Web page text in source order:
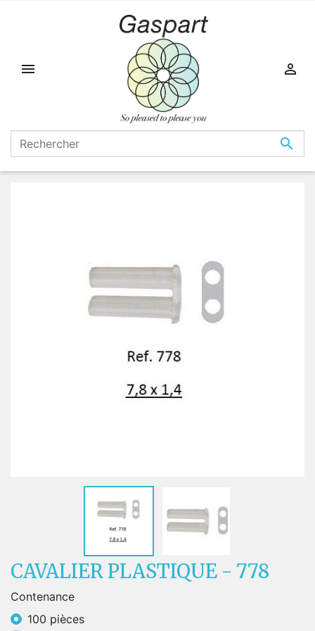



CAVALIER PLASTIQUE - 778
Contenance
100 pièces